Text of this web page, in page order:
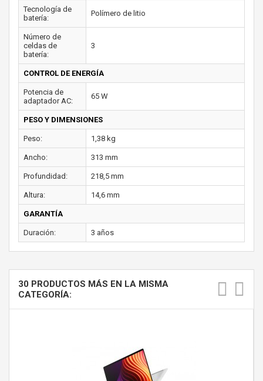
Tecnología de
batería:
Polímero de litio
Número de
celdas de
batería:
3
CONTROL DE ENERGÍA
Potencia de
adaptador AC:
65 W
PESO Y DIMENSIONES
Peso: 1,38 kg
Ancho: 313 mm
Profundidad: 218,5 mm
Altura: 14,6 mm
GARANTÍA
Duración: 3 años
30 PRODUCTOS MÁS EN LA MISMA
CATEGORÍA: